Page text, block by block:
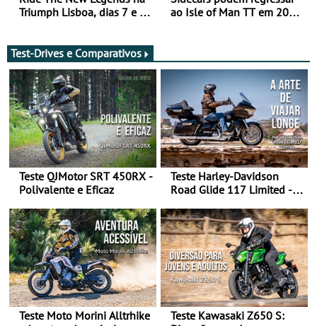
Triumph Lisboa, dias 7 e 8
ao Isle of Man TT em 2027
Test-Drives e Comparativos
Teste QJMotor SRT 450RX -
Polivalente e Eficaz
Teste Harley-Davidson
Road Glide 117 Limited - A
Teste Moto Morini Alltrhike
Teste Kawasaki Z650 S: